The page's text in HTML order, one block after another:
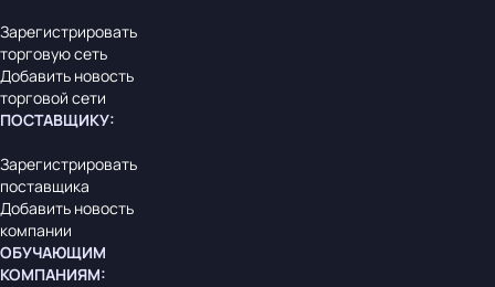
Зарегистрировать
торговую сеть
Добавить новость
торговой сети
ПОСТАВЩИКУ:
Зарегистрировать
поставщика
Добавить новость
компании
ОБУЧАЮЩИМ
КОМПАНИЯМ: